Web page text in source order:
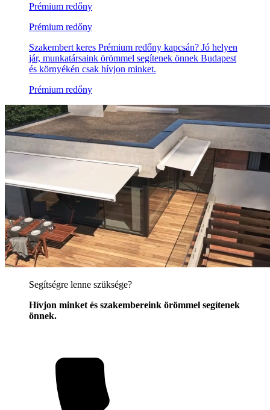
Prémium redőny
Prémium redőny
Szakembert keres Prémium redőny kapcsán? Jó helyen
jár, munkatársaink örömmel segítenek önnek Budapest
és környékén csak hívjon minket.
Prémium redőny
Segítségre lenne szüksége?
Hívjon minket és szakembereink örömmel segítenek
önnek.